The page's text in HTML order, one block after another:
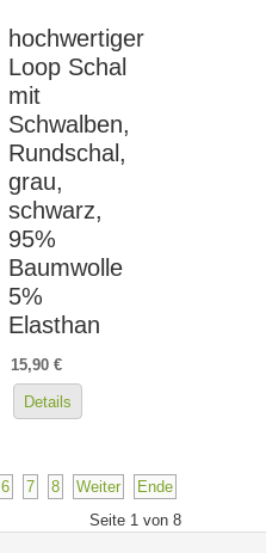
hochwertiger
Loop Schal
mit
Schwalben,
Rundschal,
grau,
schwarz,
95%
Baumwolle
5%
Elasthan
15,90 €
Details
6 7 8 Weiter
Ende
Seite 1 von 8